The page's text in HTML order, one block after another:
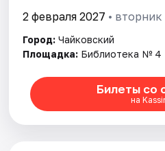
2 февраля 2027 • вторник
Город: Чайковский
Площадка: Библиотека № 4
Билеты со
на